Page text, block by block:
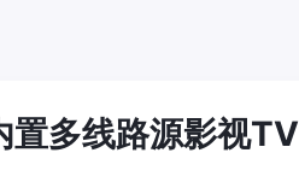
多线路源影视TV